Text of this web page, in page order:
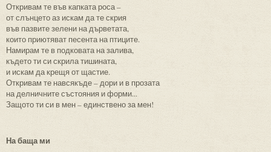
Откривам те във капката роса –
от слънцето аз искам да те скрия
във пазвите зелени на дърветата,
които приютяват песента на птиците.
Намирам те в подковата на залива,
където ти си скрила тишината,
и искам да крещя от щастие.
Откривам те навсякъде – дори и в прозата
на делничните състояния и форми...
Защото ти си в мен – единствено за мен!
На баща ми